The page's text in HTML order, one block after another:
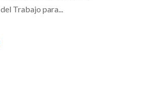
Trabajo para